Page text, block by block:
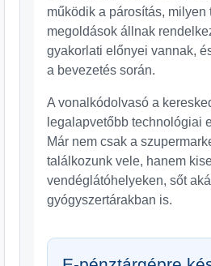
működik a párosítás, milyen
megoldások állnak
gyakorlati előnyei vannak,
a bevezetés során.
A vonalkódolvasó a
legalapvetőbb technológiai
Már nem csak a
találkozunk vele, hanem
vendéglátóhelyeken, sőt
gyógyszertárakban is.